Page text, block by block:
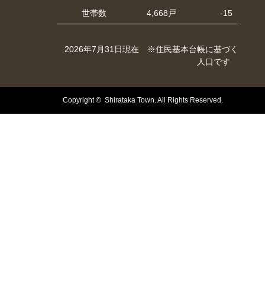
世帯数 4,668戸 -15
2026年7月31日現在 ※住民基本台帳に基づく
人口です
Copyright © Shirataka Town. All Rights Reserved.